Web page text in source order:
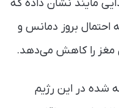
مایند نشان داده که
بروز دمانس و
مغز را کاهش می‌دهد.
شده در این رژیم